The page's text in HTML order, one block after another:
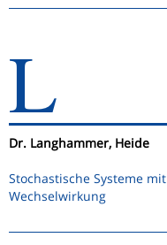
L
Dr. Langhammer, Heide
Stochastische Systeme mit
Wechselwirkung